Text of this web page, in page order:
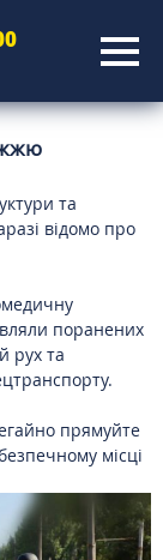
та
відомо про
поранених
рух та
прямуйте
місці